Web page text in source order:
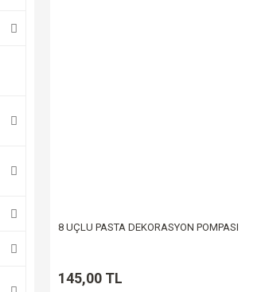
8 UÇLU PASTA DEKORASYON POMPASI
145,00 TL